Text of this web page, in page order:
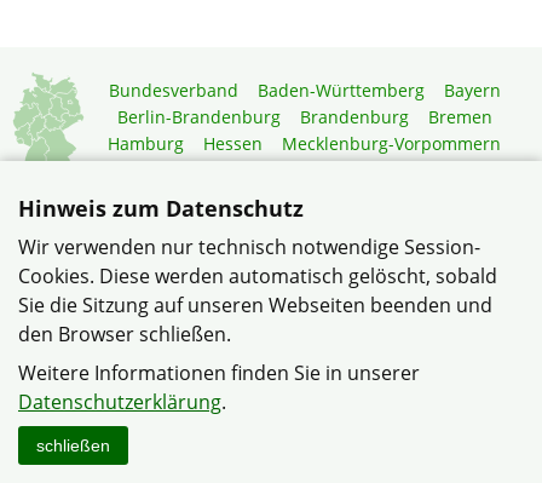
Bundesverband Baden-Württemberg
Bayern
Berlin-Brandenburg
Brandenburg
Bremen
Hamburg
Hessen
Mecklenburg-Vorpommern
Rheinland-Pfalz
Sachsen-Anhalt
Schleswig-Holstein
Mitgliedermagazin
Gartenberatung
© ... für alle, die bauen, modernisieren und wohnen im
Verband Wohneigentum Saarland e.V.
Datenschutzerklärung
Hinweis zum Datenschutz
Wir verwenden nur technisch notwendige Session-
Cookies. Diese werden automatisch gelöscht, sobald
Sie die Sitzung auf unseren Webseiten beenden und
den Browser schließen.
Weitere Informationen finden Sie in unserer
Datenschutzerklärung.
schließen